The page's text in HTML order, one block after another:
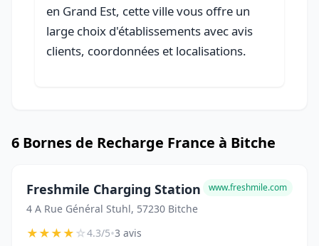
en Grand Est, cette ville vous offre un
large choix d'établissements avec avis
clients, coordonnées et localisations.
6 Bornes de Recharge France à Bitche
Freshmile Charging Station
4 A Rue Général Stuhl, 57230 Bitche
www.freshmile.com
★★★★☆4.3/5•3 avis